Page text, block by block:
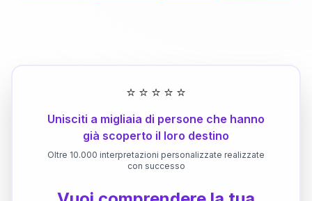
⭐ ⭐ ⭐ ⭐ ⭐
Unisciti a migliaia di persone che hanno
già scoperto il loro destino
Oltre 10.000 interpretazioni personalizzate realizzate
con successo